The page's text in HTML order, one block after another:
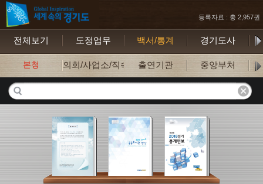
등록자료 : 총 2,957권
전체보기 도정업무 백서/통계 경기도사
본청 의회/사업소/직속기관출연기관 중앙부처